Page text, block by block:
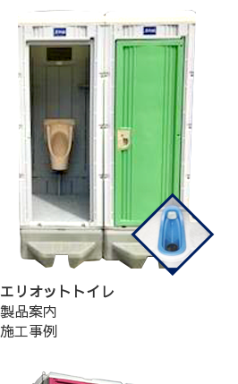
エリオットトイレ
製品案内
施工事例